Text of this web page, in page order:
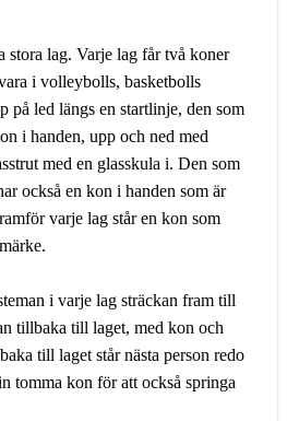
stora lag. Varje lag får två koner
i volleybolls, basketbolls
på led längs en startlinje, den som
i handen, upp och ned med
med en glasskula i. Den som
också en kon i handen som är
varje lag står en kon som
i varje lag sträckan fram till
tillbaka till laget, med kon och
till laget står nästa person redo
tomma kon för att också springa